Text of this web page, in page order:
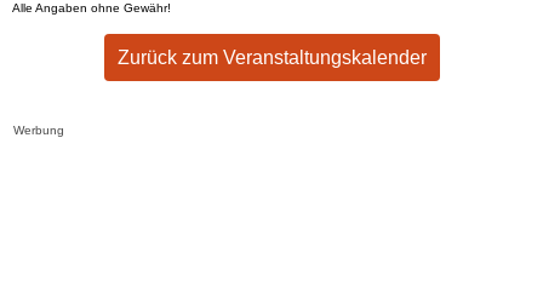
Alle Angaben ohne Gewähr!
Zurück zum Veranstaltungskalender
Werbung